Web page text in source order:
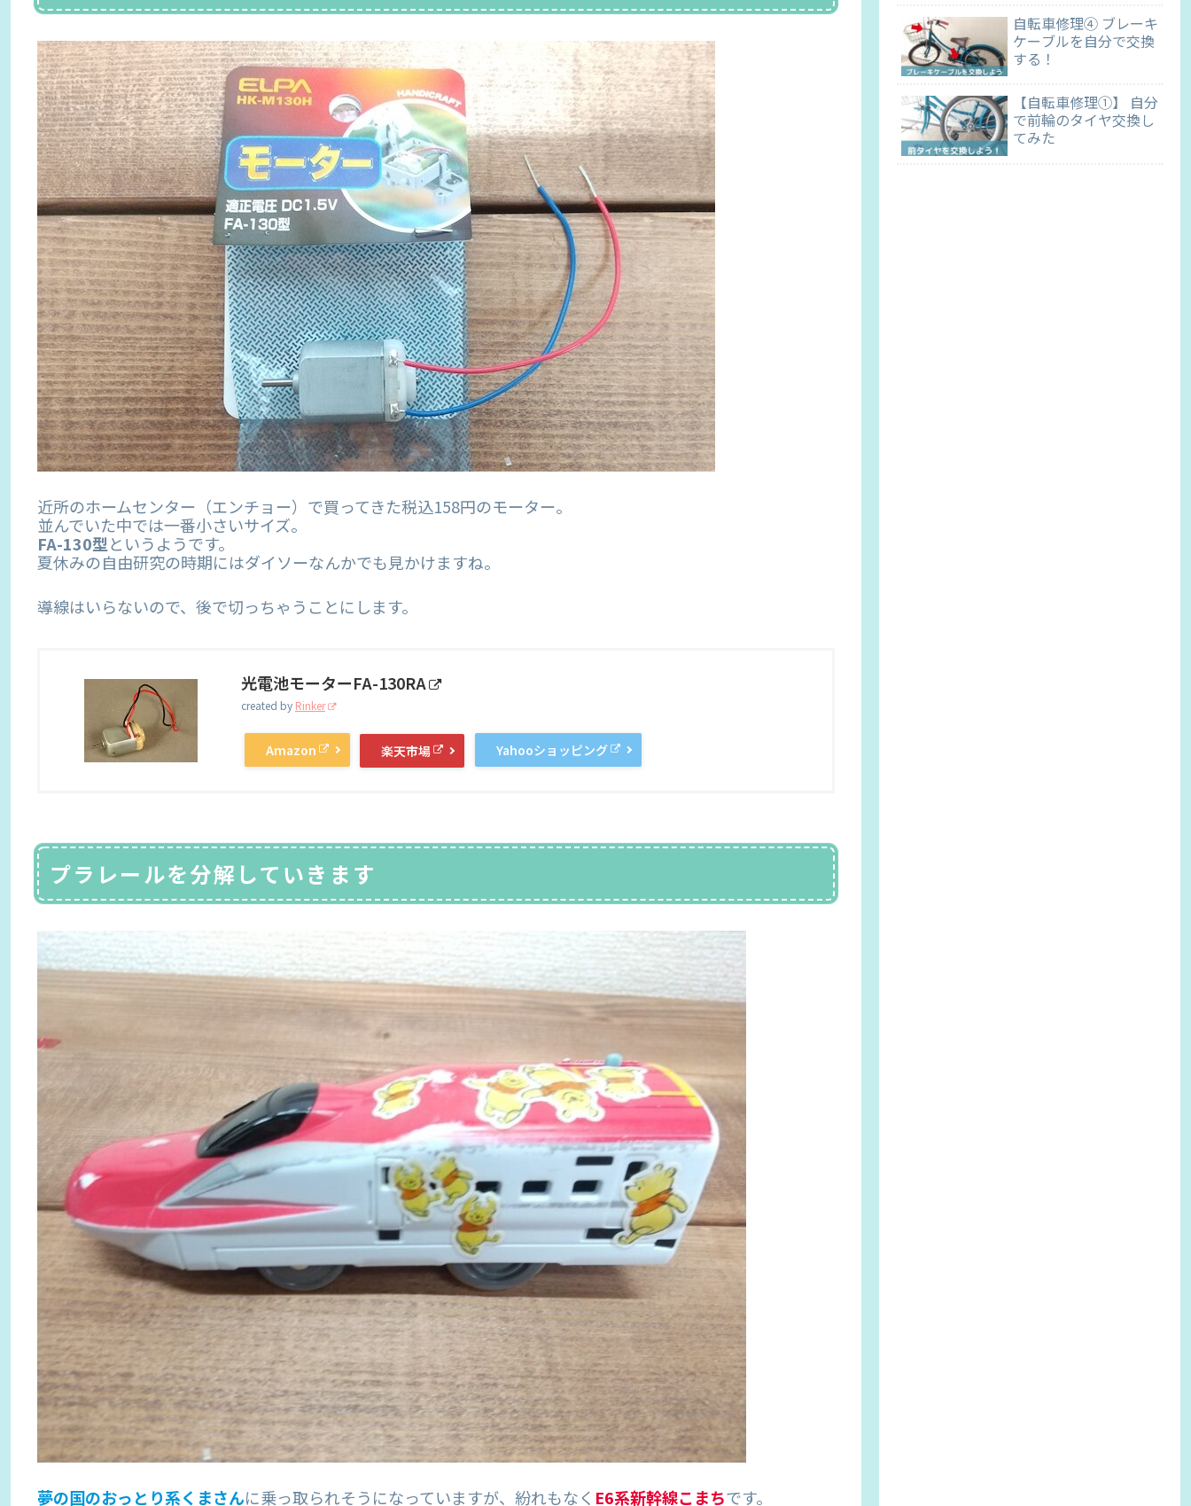
近所のホームセンター（エンチョー）で買ってきた税込158円のモーター。
並んでいた中では一番小さいサイズ。
FA-130型というようです。
夏休みの自由研究の時期にはダイソーなんかでも見かけますね。
導線はいらないので、後で切っちゃうことにします。
光電池モーターFA-130RA
created by Rinker
Amazon 楽天市場 Yahooショッピング
プラレールを分解していきます
夢の国のおっとり系くまさんに乗っ取られそうになっていますが、紛れもなく E6系新幹線こまちです。
自転車修理④ ブレーキ
ケーブルを自分で交換
する！
【自転車修理①】 自分
で前輪のタイヤ交換し
てみた